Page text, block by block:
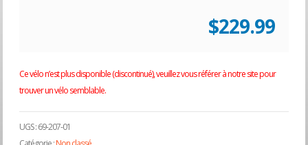
$229.99
Ce vélo n’est plus disponible (discontinué), veuillez vous référer à notre site pour
trouver un vélo semblable.
UGS :69-207-01